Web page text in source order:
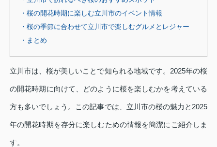
・桜の開花時期に楽しむ立川市のイベント情報
・桜の季節に合わせて立川市で楽しむグルメとレジャー
・まとめ
立川市は、桜が美しいことで知られる地域です。2025年の桜
の開花時期に向けて、どのように桜を楽しむかを考えている
方も多いでしょう。この記事では、立川市の桜の魅力と2025
年の開花時期を存分に楽しむための情報を簡潔にご紹介しま
す。